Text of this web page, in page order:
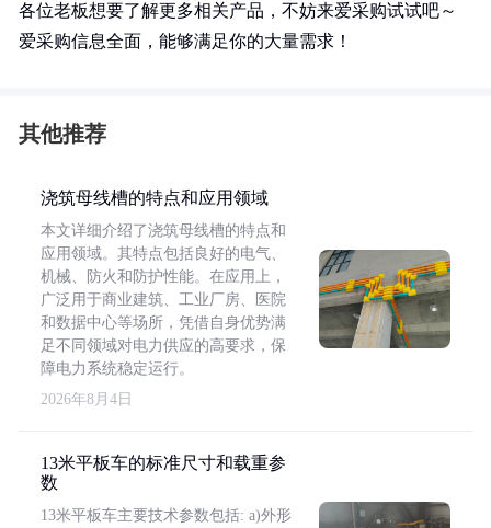
各位老板想要了解更多相关产品，不妨来爱采购试试吧～
爱采购信息全面，能够满足你的大量需求！
其他推荐
浇筑母线槽的特点和应用领域
本文详细介绍了浇筑母线槽的特点和
应用领域。其特点包括良好的电气、
机械、防火和防护性能。在应用上，
广泛用于商业建筑、工业厂房、医院
和数据中心等场所，凭借自身优势满
足不同领域对电力供应的高要求，保
障电力系统稳定运行。
2026年8月4日
13米平板车的标准尺寸和载重参
数
13米平板车主要技术参数包括: a)外形